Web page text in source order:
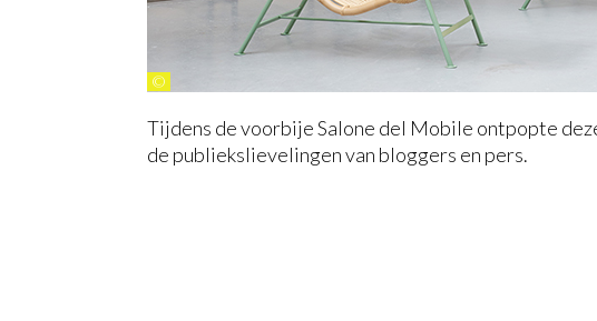
©
Tijdens de voorbije Salone del Mobile ontpopte
de publiekslievelingen van bloggers en pers.